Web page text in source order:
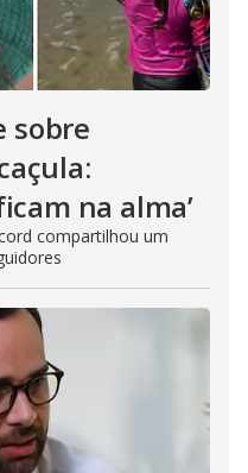
sobre
na alma’
compartilhou um